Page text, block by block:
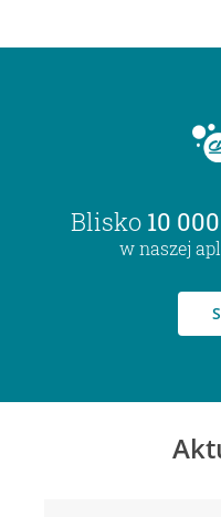
Blisko 10
w naszej